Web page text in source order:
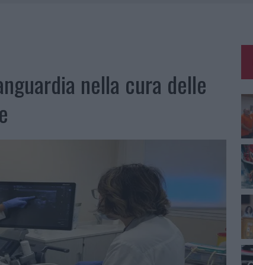
nella cura delle